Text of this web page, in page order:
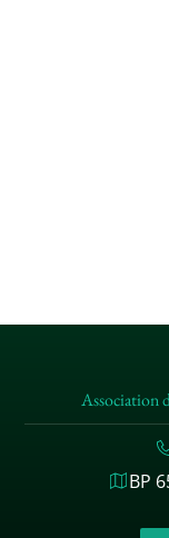
Association
BP